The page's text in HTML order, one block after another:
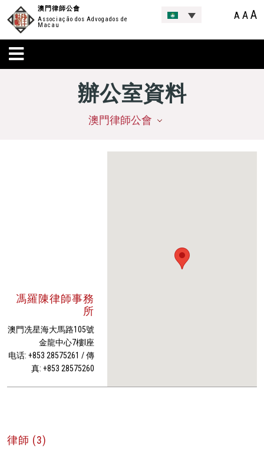
澳門律師公會
Associação dos Advogados de
Macau
A AA
辦公室資料
澳門律師公會
馮羅陳律師事務
所
澳門冼星海大馬路105號
金龍中心7樓I座
电话: +853 28575261 / 傳
真: +853 28575260
律師 (3)